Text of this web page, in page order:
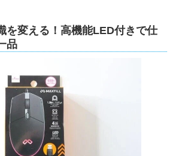
を変える！高機能LED付きで仕
品